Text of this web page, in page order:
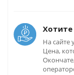
На сайте
Цена,